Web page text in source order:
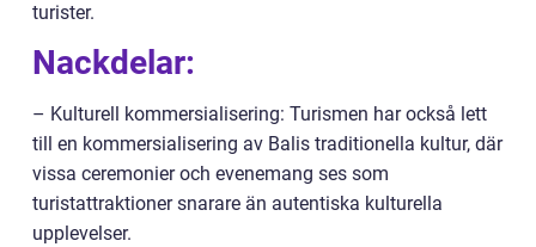
turister.
Nackdelar:
– Kulturell kommersialisering: Turismen har också lett
till en kommersialisering av Balis traditionella kultur, där
vissa ceremonier och evenemang ses som
turistattraktioner snarare än autentiska kulturella
upplevelser.